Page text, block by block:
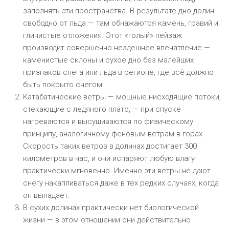
заполнять эти пространства. В результате дно долин
свободно от льда — там обнажаются камень, гравий и
глинистые отложения. Этот «голый» пейзаж
производит совершенно нездешнее впечатление —
каменистые склоны и сухое дно без малейших
признаков снега или льда в регионе, где всё должно
быть покрыто снегом.
Катабатические ветры — мощные нисходящие потоки,
стекающие с ледяного плато, — при спуске
нагреваются и высушиваются по физическому
принципу, аналогичному феновым ветрам в горах.
Скорость таких ветров в долинах достигает 300
километров в час, и они испаряют любую влагу
практически мгновенно. Именно эти ветры не дают
снегу накапливаться даже в тех редких случаях, когда
он выпадает.
В сухих долинах практически нет биологической
жизни — в этом отношении они действительно